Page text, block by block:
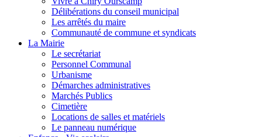
Délibérations du conseil municipal
Les arrêtés du maire
Communauté de commune et syndicats
La Mairie
Le secrétariat
Personnel Communal
Urbanisme
Démarches administratives
Marchés Publics
Cimetière
Locations de salles et matériels
Le panneau numérique